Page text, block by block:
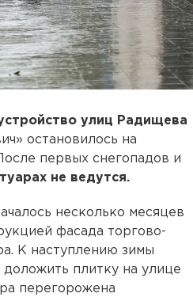
улиц Радищева
остановилось на
первых снегопадов и
не ведутся.
несколько месяцев
фасада торгово-
К наступлению зимы
доложить плитку на улице
перегорожена